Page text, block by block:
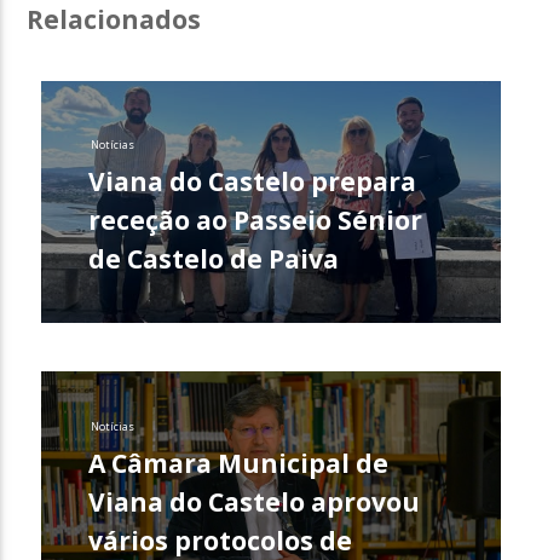
Relacionados
Notícias
Viana do Castelo prepara
receção ao Passeio Sénior
de Castelo de Paiva
Notícias
A Câmara Municipal de
Viana do Castelo aprovou
vários protocolos de